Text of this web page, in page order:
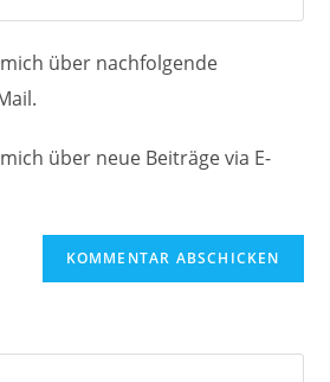
über nachfolgende
über neue Beiträge via E-